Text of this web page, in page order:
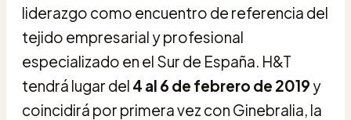
liderazgo como encuentro de referencia del
tejido empresarial y profesional
especializado en el Sur de España. H&T
tendrá lugar del 4 al 6 de febrero de 2019 y
coincidirá por primera vez con Ginebralia, la